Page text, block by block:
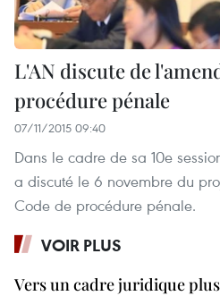
L'AN discute de
procédure pénale
07/11/2015 09:40
Dans le cadre de sa 10e
a discuté le 6 novembre du
Code de procédure pénale.
VOIR PLUS
Vers un cadre juridique